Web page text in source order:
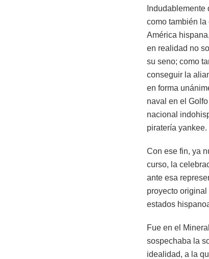
como también
América
en realidad no
su seno; como
conseguir la
en forma
naval en el
nacional
piratería yankee.
Con ese fin, ya
curso, la
ante esa
proyecto
estados
Fue en el
sospechaba la
idealidad, a la